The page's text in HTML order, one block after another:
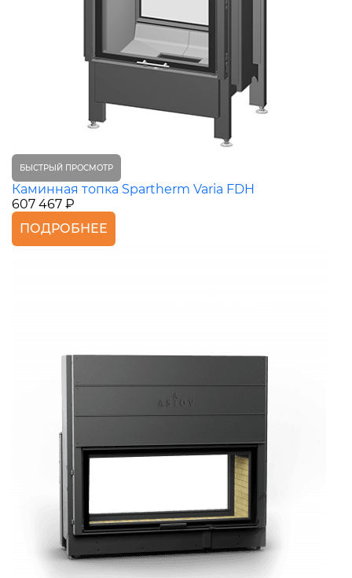
БЫСТРЫЙ ПРОСМОТР
Каминная топка Spartherm Varia FDH
607 467 ₽
ПОДРОБНЕЕ